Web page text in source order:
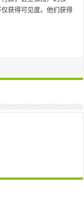
获得可见度。他们获得